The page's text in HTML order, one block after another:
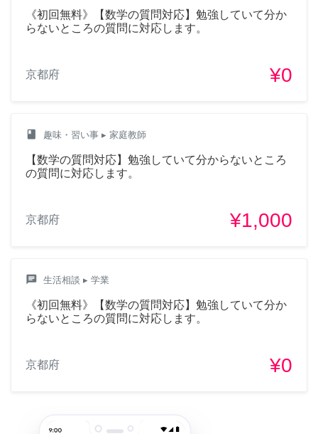
《初回無料》【数学の質問対応】勉強していて分か
らないところの質問に対応します。
京都府 ¥0
class 趣味・習い事 ▸ 家庭教師
【数学の質問対応】勉強していて分からないところ
の質問に対応します。
京都府 ¥1,000
chat 生活相談 ▸ 学業
《初回無料》【数学の質問対応】勉強していて分か
らないところの質問に対応します。
京都府 ¥0